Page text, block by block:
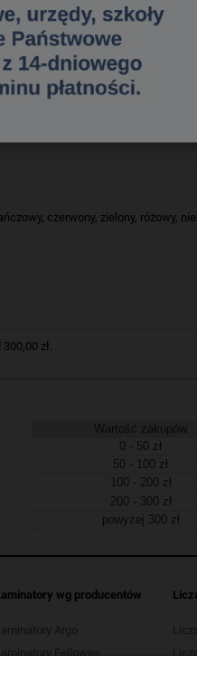
malowane powierzchnie są
nową paletę kolorów, co daje
z wodą
się z małych rączek
czerwony, zielony, różowy,
zł.
Wartość zakupów
0 - 50 zł
50 - 100 zł
100 - 200 zł
200 - 300 zł
powyżej 300 zł
wg producentów
Laminatory Argo
Fellowes